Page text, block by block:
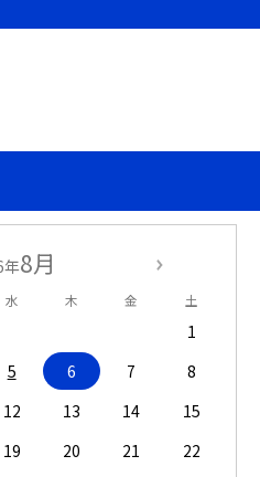
年8月
水 木 金 土
1
5 6 7
8
12 13 14
15
19 20 21
22